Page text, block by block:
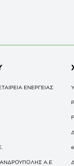
ΕΝΕΡΓΕΙΑΣ
A.E